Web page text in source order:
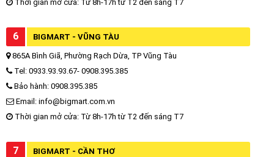
Thời gian mở cửa: Từ 8h-17h từ T2 đến sáng T7
6 BIGMART - VŨNG TÀU
865A Bình Giã, Phường Rạch Dừa, TP Vũng Tàu
Tel: 0933.93.93.67- 0908.395.385
Bảo hành: 0908.395.385
Email: info@bigmart.com.vn
Thời gian mở cửa: Từ 8h-17h từ T2 đến sáng T7
7 BIGMART - CẦN THƠ